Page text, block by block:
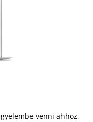
venni ahhoz,